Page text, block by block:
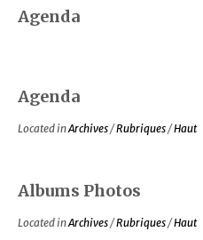
Agenda
Agenda
Located inArchives/Rubriques/Haut
Albums Photos
Located inArchives/Rubriques/Haut